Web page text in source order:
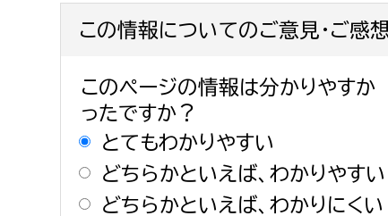
この情報についてのご意見・ご感
このページの情報は分かりやすか
ったですか？
とてもわかりやすい
どちらかといえば、わかりやすい
どちらかといえば、わかりにくい